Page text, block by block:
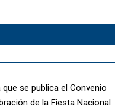
se publica el Convenio
de la Fiesta Nacional